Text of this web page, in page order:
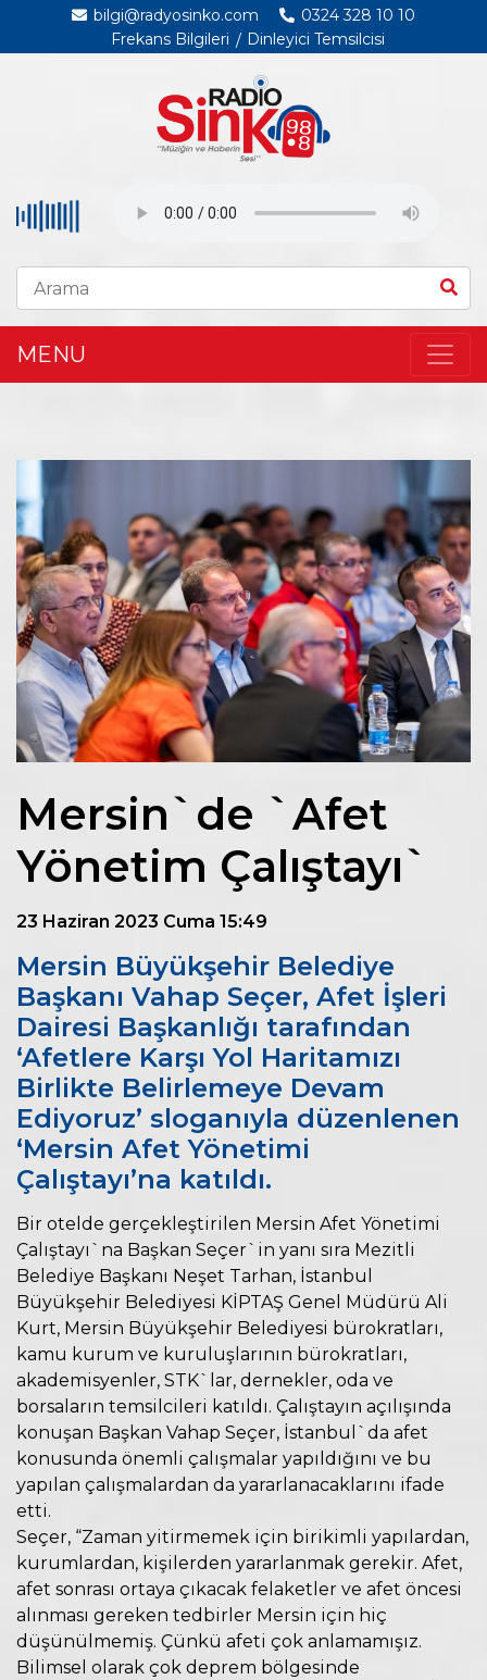
bilgi@radyosinko.com
0324 328 10 10
Frekans Bilgileri
Dinleyici Temsilcisi
MENU
Mersin`de `Afet
Yönetim Çalıştayı`
23 Haziran 2023 Cuma 15:49
Mersin Büyükşehir Belediye
Başkanı Vahap Seçer, Afet İşleri
Dairesi Başkanlığı tarafından
‘Afetlere Karşı Yol Haritamızı
Birlikte Belirlemeye Devam
Ediyoruz’ sloganıyla düzenlenen
‘Mersin Afet Yönetimi
Çalıştayı’na katıldı.
Bir otelde gerçekleştirilen Mersin Afet Yönetimi
Çalıştayı`na Başkan Seçer`in yanı sıra Mezitli
Belediye Başkanı Neşet Tarhan, İstanbul
Büyükşehir Belediyesi KİPTAŞ Genel Müdürü Ali
Kurt, Mersin Büyükşehir Belediyesi bürokratları,
kamu kurum ve kuruluşlarının bürokratları,
akademisyenler, STK`lar, dernekler, oda ve
borsaların temsilcileri katıldı. Çalıştayın açılışında
konuşan Başkan Vahap Seçer, İstanbul`da afet
konusunda önemli çalışmalar yapıldığını ve bu
yapılan çalışmalardan da yararlanacaklarını ifade
etti.
Seçer, “Zaman yitirmemek için birikimli yapılardan,
kurumlardan, kişilerden yararlanmak gerekir. Afet,
afet sonrası ortaya çıkacak felaketler ve afet öncesi
alınması gereken tedbirler Mersin için hiç
düşünülmemiş. Çünkü afeti çok anlamamışız.
Bilimsel olarak çok deprem bölgesinde